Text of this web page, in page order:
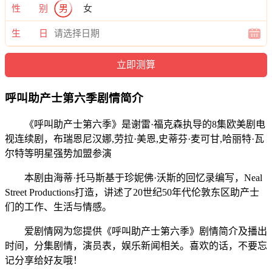
性 别 男 女
生 日
呼叫助产士第六季剧情简介
《呼叫助产士第六季》是谢雷·福克森执导的8集欧美剧电
视连续剧，布瑞恩尼汉娜,劳拉·美恩,史蒂芬·麦可甘,哈丽特·瓦
尔特等明星强势加盟参演
本剧由海蒂·托马斯基于珍妮佛·沃斯的回忆录编写，Neal
Street Productions打造，讲述了20世纪50年代伦敦东区助产士
们的工作、生活与情感。
爱剧情网为您提供《呼叫助产士第六季》剧情简介及播出
时间，分集剧情，演员表，娱乐新闻相关。喜欢的话，不要忘
记分享给好友哦！